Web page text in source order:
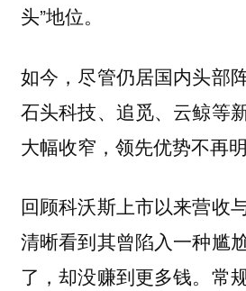
头”地位。
如今，尽管仍居国内头部
石头科技、追觅、云鲸等
大幅收窄，领先优势不再明
回顾科沃斯上市以来营收
清晰看到其曾陷入一种尴
了，却没赚到更多钱。常